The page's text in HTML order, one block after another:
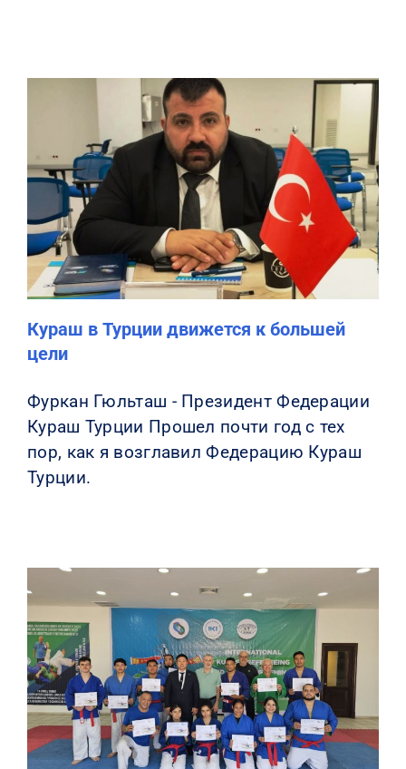
Кураш в Турции движется к большей
цели
Фуркан Гюльташ - Президент Федерации
Кураш Турции Прошел почти год с тех
пор, как я возглавил Федерацию Кураш
Турции.